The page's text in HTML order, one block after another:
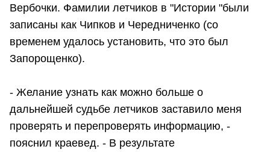
Вербочки. Фамилии летчиков в "Истории "были
записаны как Чипков и Чередниченко (со
временем удалось установить, что это был
Запорощенко).
- Желание узнать как можно больше о
дальнейшей судьбе летчиков заставило меня
проверять и перепроверять информацию, -
пояснил краевед. - В результате